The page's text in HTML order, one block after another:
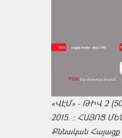
«ՎԷՄ» - ԹԻՎ 2
2015. : ՀԱՅՈՑ
Քննական Հայացք